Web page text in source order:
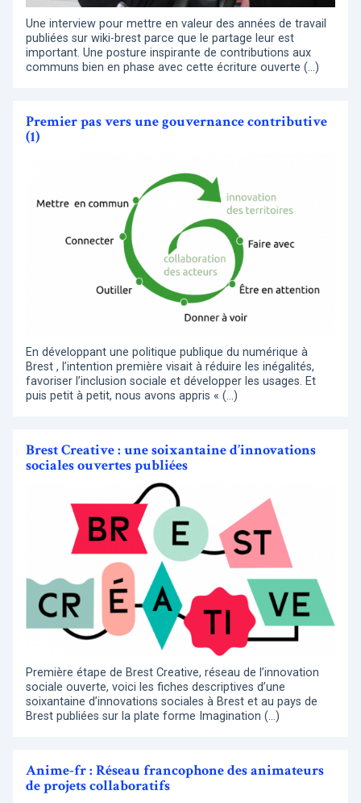
Une interview pour mettre en valeur des années de travail
publiées sur wiki-brest parce que le partage leur est
important. Une posture inspirante de contributions aux
communs bien en phase avec cette écriture ouverte (…)
Premier pas vers une gouvernance contributive
(1)
En développant une politique publique du numérique à
Brest , l’intention première visait à réduire les inégalités,
favoriser l’inclusion sociale et développer les usages. Et
puis petit à petit, nous avons appris « (…)
Brest Creative : une soixantaine d’innovations
sociales ouvertes publiées
Première étape de Brest Creative, réseau de l’innovation
sociale ouverte, voici les fiches descriptives d’une
soixantaine d’innovations sociales à Brest et au pays de
Brest publiées sur la plate forme Imagination (…)
Anime-fr : Réseau francophone des animateurs
de projets collaboratifs